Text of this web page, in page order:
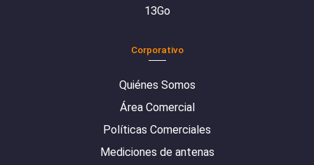
13Go
Corporativo
Quiénes Somos
Área Comercial
Políticas Comerciales
Mediciones de antenas